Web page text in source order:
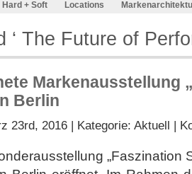
Hard + Soft Locations
‘ The Future of
Markenausstellung
Berlin
23rd, 2016 | Kategorie: Aktuell |
„Faszination